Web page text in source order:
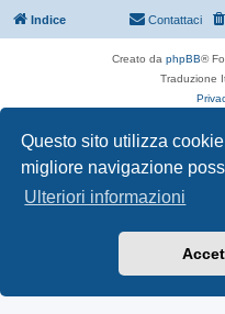
Questo sito utilizza
migliore navigazione
Ulteriori informazioni
Indice Contattaci
Creato da phpBB®
Traduzione